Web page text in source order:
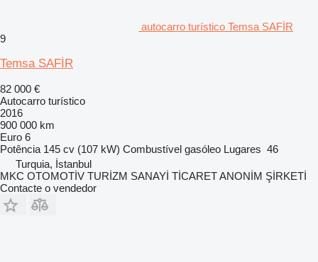
autocarro turístico Temsa SAFİR
9
Temsa SAFİR
82 000 €
Autocarro turístico
2016
900 000 km
Euro 6
Potência 145 cv (107 kW) Combustível gasóleo Lugares 46
Turquia, İstanbul
MKC OTOMOTİV TURİZM SANAYİ TİCARET ANONİM ŞİRKETİ
Contacte o vendedor